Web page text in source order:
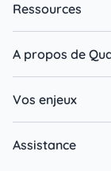
Ressources
A propos de
Vos enjeux
Assistance